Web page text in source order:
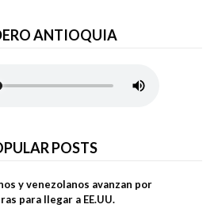
ANTIOQUIA
POSTS
y venezolanos avanzan por
para llegar a EE.UU.